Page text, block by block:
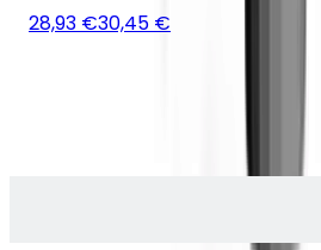
28,93 €30,45 €